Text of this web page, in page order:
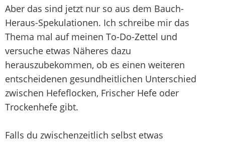
Aber das sind jetzt nur so aus dem Bauch-
Heraus-Spekulationen. Ich schreibe mir das
Thema mal auf meinen To-Do-Zettel und
versuche etwas Näheres dazu
herauszubekommen, ob es einen weiteren
entscheidenen gesundheitlichen Unterschied
zwischen Hefeflocken, Frischer Hefe oder
Trockenhefe gibt.
Falls du zwischenzeitlich selbst etwas